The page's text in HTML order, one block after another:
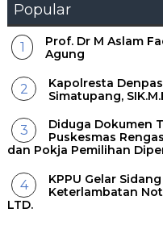
Popular
Prof. Dr M Aslam
Agung
Kapolresta
Simatupang,
Diduga Dokumen
Puskesmas
dan Pokja Pemilihan
KPPU Gelar
Keterlambatan
LTD.